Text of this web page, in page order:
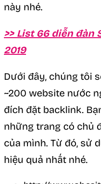
này nhé.
>> List 66 diễn đàn
2019
Dưới đây, chúng tôi
~200 website nước
đích đặt backlink.
những trang có chủ
của mình. Từ đó, sử
hiệu quả nhất nhé.